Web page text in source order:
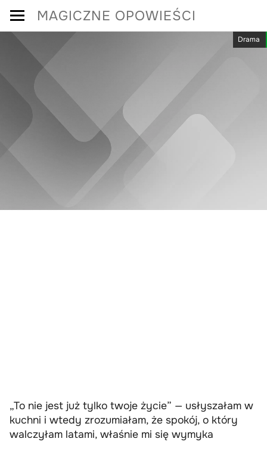
Skip
MAGICZNE OPOWIEŚCI
Drama
„To nie jest już tylko twoje życie” — usłyszałam w
kuchni i wtedy zrozumiałam, że spokój, o który
walczyłam latami, właśnie mi się wymyka